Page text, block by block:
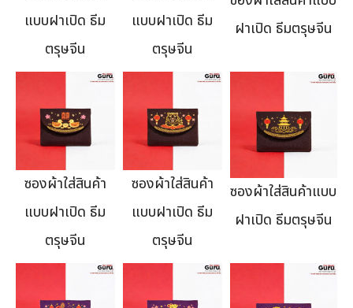
แบบฝาเปิด ธีม
ตรุษจีน
แบบฝาเปิด ธีม
ตรุษจีน
ฝาเปิด ธีมตรุษจีน
ซองผ้าใส่สินค้า
แบบฝาเปิด ธีม
ตรุษจีน
ซองผ้าใส่สินค้า
แบบฝาเปิด ธีม
ตรุษจีน
ซองผ้าใส่สินค้าแบบ
ฝาเปิด ธีมตรุษจีน